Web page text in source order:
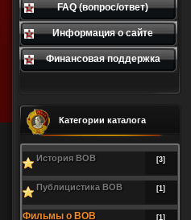
FAQ (вопрос/ответ)
Информация о сайте
Финансовая поддержка
Категории каталога
История ВОВ [3]
Публицистика ВОВ [1]
Фильмы о ВОВ [1]